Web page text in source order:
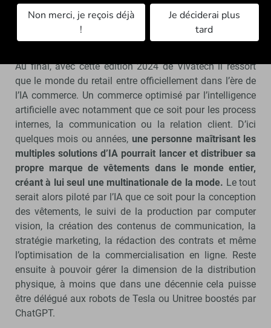
communication ou la relation
Au final, avec cette édition 2024 de Vivatech il ressort
que le monde du retail entre officiellement dans l’ère de
l’IA commerce. Un commerce optimisé par l’intelligence
artificielle avec notamment que ce soit pour les process
internes, la communication ou la relation client. D’ici
quelques mois ou années, une personne maîtrisant les
multiples solutions d’IA pourrait lancer et distribuer sa
propre marque de vêtements dans le monde entier,
créant à lui seul une multinationale de la mode. Le tout
serait alors piloté par l’IA que ce soit pour la conception
des vêtements, le suivi de la production par computer
vision, la création des contenus de communication, la
stratégie marketing, la rédaction des contrats et même
l’optimisation de la commercialisation en ligne. Reste
ensuite à pouvoir gérer la dimension de la distribution
physique, à moins que dans une décennie cela puisse
être délégué aux robots de Tesla ou Unitree boostés par
ChatGPT.
Non merci, je reçois déjà
!
Je déciderai plus
tard